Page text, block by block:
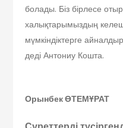
болады. Біз бірлесе
халықтарымыздың
мүмкіндіктерге
деді Антониу Кошта.
Орынбек ӨТЕМҰРАТ